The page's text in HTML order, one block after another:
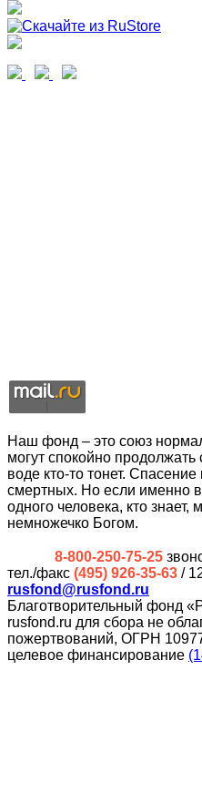
Наш фонд – это союз
могут спокойно продолжать
воде кто-то тонет.
смертных. Но если именно
одного человека, кто знает,
немножечко Богом.
8-800-250-75-25
тел./факс (495) 926-35-63 /
rusfond@rusfond.ru
Благотворительный фонд
rusfond.ru для сбора не
пожертвований, ОГРН
целевое финансирование